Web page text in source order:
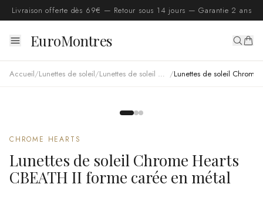
Livraison offerte dès 69€ — Retour sous 14 jours — Garantie 2 ans
EuroMontres
Accueil/Lunettes de soleil/ Lunettes de soleil Chrome Hearts /
CHROME HEARTS
Lunettes de soleil Chrome Hearts
CBEATH II forme carée en métal